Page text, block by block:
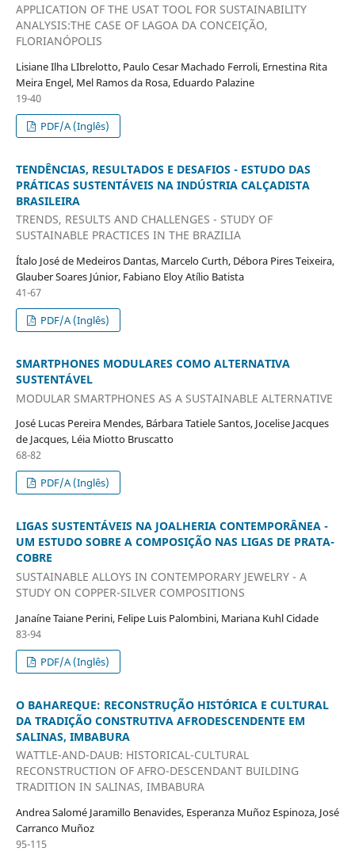
APPLICATION OF THE USAT TOOL FOR SUSTAINABILITY
ANALYSIS:THE CASE OF LAGOA DA CONCEIÇÃO,
FLORIANÓPOLIS
Lisiane Ilha LIbrelotto, Paulo Cesar Machado Ferroli, Ernestina Rita
Meira Engel, Mel Ramos da Rosa, Eduardo Palazine
19-40
PDF/A (Inglês)
TENDÊNCIAS, RESULTADOS E DESAFIOS - ESTUDO DAS
PRÁTICAS SUSTENTÁVEIS NA INDÚSTRIA CALÇADISTA
BRASILEIRA
TRENDS, RESULTS AND CHALLENGES - STUDY OF
SUSTAINABLE PRACTICES IN THE BRAZILIA
Ítalo José de Medeiros Dantas, Marcelo Curth, Débora Pires Teixeira,
Glauber Soares Júnior, Fabiano Eloy Atílio Batista
41-67
PDF/A (Inglês)
SMARTPHONES MODULARES COMO ALTERNATIVA
SUSTENTÁVEL
MODULAR SMARTPHONES AS A SUSTAINABLE ALTERNATIVE
José Lucas Pereira Mendes, Bárbara Tatiele Santos, Jocelise Jacques
de Jacques, Léia Miotto Bruscatto
68-82
PDF/A (Inglês)
LIGAS SUSTENTÁVEIS NA JOALHERIA CONTEMPORÂNEA -
UM ESTUDO SOBRE A COMPOSIÇÃO NAS LIGAS DE PRATA-
COBRE
SUSTAINABLE ALLOYS IN CONTEMPORARY JEWELRY - A
STUDY ON COPPER-SILVER COMPOSITIONS
Janaíne Taiane Perini, Felipe Luis Palombini, Mariana Kuhl Cidade
83-94
PDF/A (Inglês)
O BAHAREQUE: RECONSTRUÇÃO HISTÓRICA E CULTURAL
DA TRADIÇÃO CONSTRUTIVA AFRODESCENDENTE EM
SALINAS, IMBABURA
WATTLE-AND-DAUB: HISTORICAL-CULTURAL
RECONSTRUCTION OF AFRO-DESCENDANT BUILDING
TRADITION IN SALINAS, IMBABURA
Andrea Salomé Jaramillo Benavides, Esperanza Muñoz Espinoza, José
Carranco Muñoz
95-115